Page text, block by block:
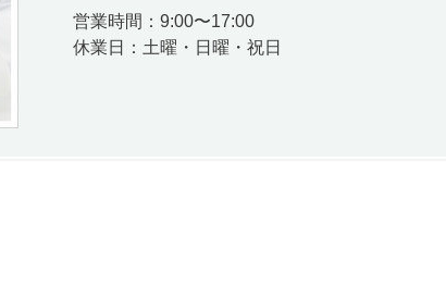
営業時間：9:00〜17:00
休業日：土曜・日曜・祝日